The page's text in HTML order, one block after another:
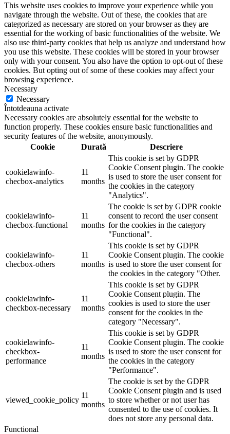
This website uses cookies to improve your experience while you
navigate through the website. Out of these, the cookies that are
categorized as necessary are stored on your browser as they are
essential for the working of basic functionalities of the website. We
also use third-party cookies that help us analyze and understand how
you use this website. These cookies will be stored in your browser
only with your consent. You also have the option to opt-out of these
cookies. But opting out of some of these cookies may affect your
browsing experience.
Necessary
Necessary
Întotdeauna activate
Necessary cookies are absolutely essential for the website to
function properly. These cookies ensure basic functionalities and
security features of the website, anonymously.
Cookie
Durată Descriere
cookielawinfo-
checbox-analytics
11
months
This cookie is set by GDPR
Cookie Consent plugin. The cookie
is used to store the user consent for
the cookies in the category
"Analytics".
cookielawinfo-
checbox-functional
11
months
The cookie is set by GDPR cookie
consent to record the user consent
for the cookies in the category
"Functional".
cookielawinfo-
checbox-others
11
months
This cookie is set by GDPR
Cookie Consent plugin. The cookie
is used to store the user consent for
the cookies in the category "Other.
cookielawinfo-
checkbox-necessary
11
months
This cookie is set by GDPR
Cookie Consent plugin. The
cookies is used to store the user
consent for the cookies in the
category "Necessary".
cookielawinfo-
checkbox-
performance
11
months
This cookie is set by GDPR
Cookie Consent plugin. The cookie
is used to store the user consent for
the cookies in the category
"Performance".
viewed_cookie_policy
11
months
The cookie is set by the GDPR
Cookie Consent plugin and is used
to store whether or not user has
consented to the use of cookies. It
does not store any personal data.
Functional